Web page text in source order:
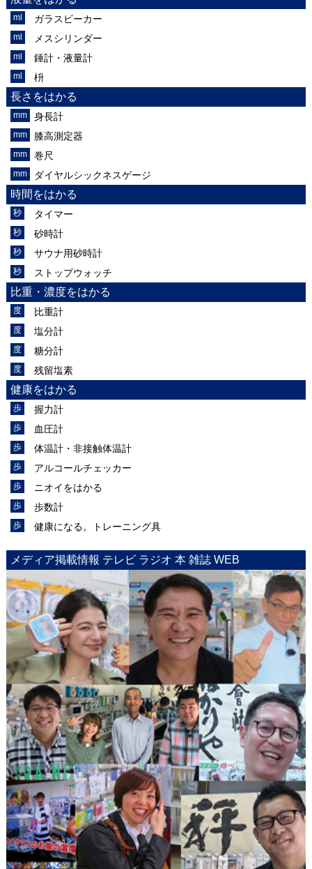
ガラスビーカー
メスシリンダー
錘計・液量計
枡
長さをはかる
身長計
膝高測定器
巻尺
ダイヤルシックネスゲージ
時間をはかる
タイマー
砂時計
サウナ用砂時計
ストップウォッチ
比重・濃度をはかる
比重計
塩分計
糖分計
残留塩素
健康をはかる
握力計
血圧計
体温計・非接触体温計
アルコールチェッカー
ニオイをはかる
歩数計
健康になる。トレーニング具
メディア掲載情報 テレビ ラジオ 本 雑誌 WEB